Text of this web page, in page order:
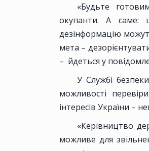
«Будьте
окупанти. А саме:
дезінформацію
мета –
– йдеться у
У Службі
можливості
інтересів України –
«Керівництво
можливе для